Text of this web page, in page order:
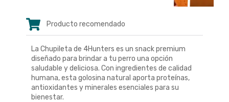
Producto recomendado
La Chupileta de 4Hunters es un snack premium
diseñado para brindar a tu perro una opción
saludable y deliciosa. Con ingredientes de calidad
humana, esta golosina natural aporta proteínas,
antioxidantes y minerales esenciales para su
bienestar.